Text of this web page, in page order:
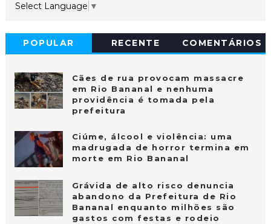
Select Language ▼
POPULAR RECENTE COMENTÁRIOS
Cães de rua provocam massacre
em Rio Bananal e nenhuma
providência é tomada pela
prefeitura
Ciúme, álcool e violência: uma
madrugada de horror termina em
morte em Rio Bananal
Grávida de alto risco denuncia
abandono da Prefeitura de Rio
Bananal enquanto milhões são
gastos com festas e rodeio